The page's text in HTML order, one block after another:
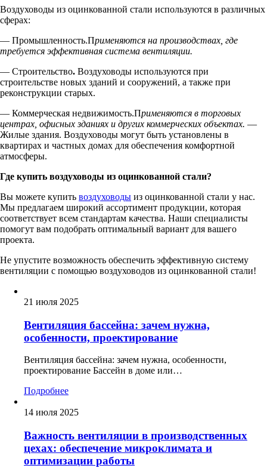
Воздуховоды из оцинкованной стали используются в различных
сферах:
— Промышленность.Применяются на производствах, где
требуется эффективная система вентиляции.
— Строительство. Воздуховоды используются при
строительстве новых зданий и сооружений, а также при
реконструкции старых.
— Коммерческая недвижимость.Применяются в торговых
центрах, офисных зданиях и других коммерческих объектах. —
Жилые здания. Воздуховоды могут быть установлены в
квартирах и частных домах для обеспечения комфортной
атмосферы.
Где купить воздуховоды из оцинкованной стали?
Вы можете купить воздуховоды из оцинкованной стали у нас.
Мы предлагаем широкий ассортимент продукции, которая
соответствует всем стандартам качества. Наши специалисты
помогут вам подобрать оптимальный вариант для вашего
проекта.
Не упустите возможность обеспечить эффективную систему
вентиляции с помощью воздуховодов из оцинкованной стали!
21 июля 2025
Вентиляция бассейна: зачем нужна,
особенности, проектирование
Вентиляция бассейна: зачем нужна, особенности,
проектирование Бассейн в доме или…
Подробнее
14 июля 2025
Важность вентиляции в производственных
цехах: обеспечение микроклимата и
оптимизации работы